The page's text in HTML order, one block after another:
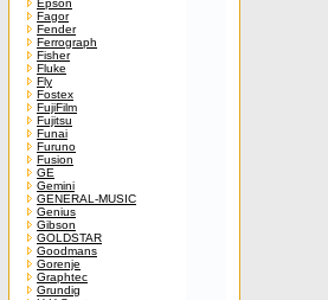
Epson
Fagor
Fender
Ferrograph
Fisher
Fluke
Fly
Fostex
FujiFilm
Fujitsu
Funai
Furuno
Fusion
GE
Gemini
GENERAL-MUSIC
Genius
Gibson
GOLDSTAR
Goodmans
Gorenje
Graphtec
Grundig